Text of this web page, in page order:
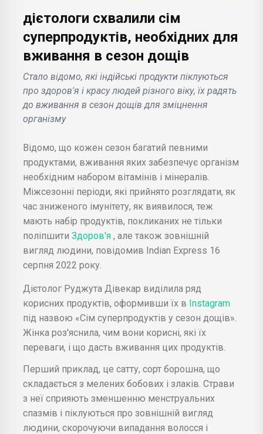
дієтологи схвалили сім
суперпродуктів, необхідних для
вживання в сезон дощів
Стало відомо, які індійські продукти піклуються
про здоров'я і красу людей різного віку, їх радять
до вживання в сезон дощів для зміцнення
організму
Відомо, що кожен сезон багатий певними
продуктами, вживання яких забезпечує організм
необхідним набором вітамінів і мінералів.
Міжсезонні періоди, які прийнято розглядати, як
час зниженого імунітету, як виявилося, теж
мають набір продуктів, покликаних не тільки
поліпшити Здоров'я , але також зовнішній
вигляд людини, повідомив Indian Express 16
серпня 2022 року.
Дієтолог Руджута Дівекар виділила ряд
корисних продуктів, оформивши їх в Instagram
під назвою «Сім суперпродуктів у сезон дощів».
Жінка роз'яснила, чим вони корисні, які їх
переваги, і що дасть вживання цих продуктів.
Перший приклад, це сатту, сорт борошна, що
складається з мелених бобових і злаків. Страви
з неї сприяють зменшенню менструальних
спазмів і піклуються про зовнішній вигляд
людини, скорочуючи випадання волосся і